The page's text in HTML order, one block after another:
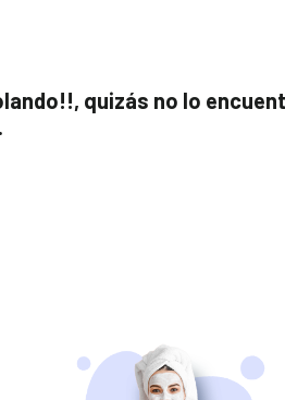
quizás no lo